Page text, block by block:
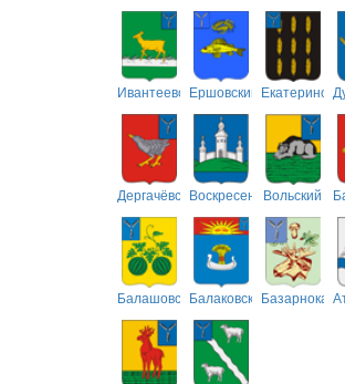
ИвантеевскийЕршовский
ДергачёвскийВоскресенскийВольский
БалашовскийБалаковский